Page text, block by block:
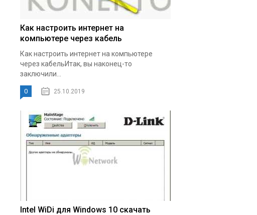
Как настроить интернет на
компьютере через кабель
Как настроить интернет на компьютере
через кабельИтак, вы наконец-то
заключили...
0 25.10.2019
Intel WiDi для Windows 10 скачать